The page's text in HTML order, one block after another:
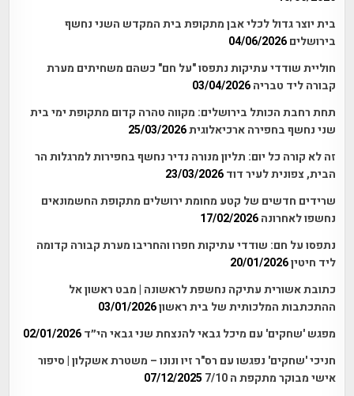
בית יוצר גדול לכלי אבן מתקופת בית המקדש השני נחשף
בירושלים 04/06/2026
חוליית שודדי עתיקות נתפסו "על חם" כשהם משחיתים מערת
קבורה ליד טבריה 03/04/2026
תחת רחבת הכותל בירושלים: מקווה טהרה קדום מתקופת ימי בית
שני נחשף בחפירה ארכיאלוגית25/03/2026
זה לא קורה כל יום: תליון מנורה נדיר נחשף בחפירות למרגלות הר
הבית, צפונית לעיר דוד 23/03/2026
שרידים חדשים של קטע מחומת ירושלים מתקופת החשמונאים
נחשפו לאחרונה 17/02/2026
נתפסו על חם: שודדי עתיקות חפרו והחריבו מערת קבורה קדומה
ליד חיטין20/01/2026
כתובת אשורית עתיקה נחשפת לראשונה | מבט ראשון אל
ההתכתבות המלכותית של בית ראשון03/01/2026
מפגש 'שחקים' עם מיכל גבאי להנצחת שני גבאי הי״ד 02/01/2026
חניכי 'שחקים' נפגשו עם רס"ר זיו ונונו – משטרת אשקלון | סיפור
אישי מבוקר מתקפת ה 7/10
07/12/2025